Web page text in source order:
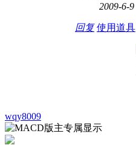
2009-6-9
回复 使用道具
wqy8009